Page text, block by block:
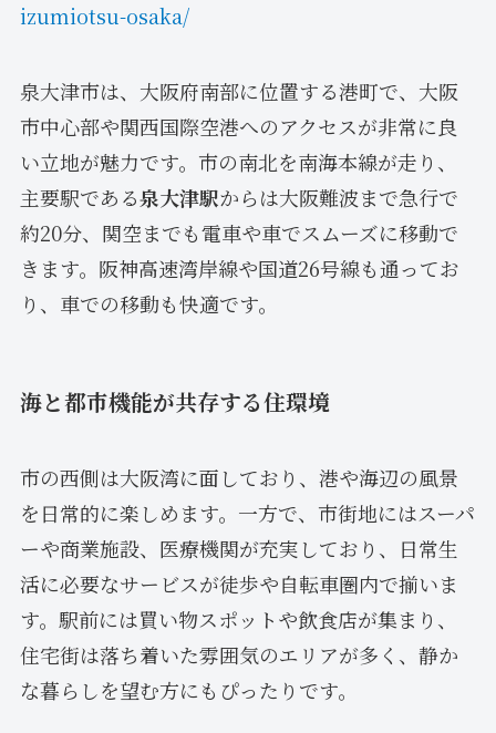
izumiotsu-osaka/
泉大津市は、大阪府南部に位置する港町で、大阪
市中心部や関西国際空港へのアクセスが非常に良
い立地が魅力です。市の南北を南海本線が走り、
主要駅である泉大津駅からは大阪難波まで急行で
約20分、関空までも電車や車でスムーズに移動で
きます。阪神高速湾岸線や国道26号線も通ってお
り、車での移動も快適です。
海と都市機能が共存する住環境
市の西側は大阪湾に面しており、港や海辺の風景
を日常的に楽しめます。一方で、市街地にはスーパ
ーや商業施設、医療機関が充実しており、日常生
活に必要なサービスが徒歩や自転車圏内で揃いま
す。駅前には買い物スポットや飲食店が集まり、
住宅街は落ち着いた雰囲気のエリアが多く、静か
な暮らしを望む方にもぴったりです。